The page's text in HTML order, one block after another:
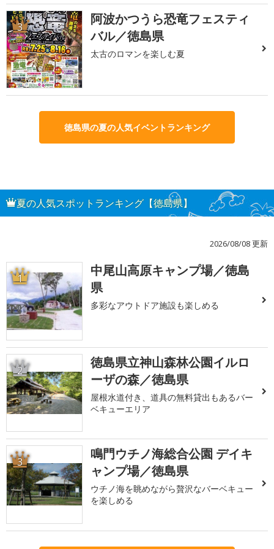
3
阿波かつうら恐竜フェスティ
バル／徳島県
太古のロマンを楽しむ夏
徳島県の夏の人気イベントランキング
夏の人気スポットランキング【徳島県】
2026/08/08 更新
1
中尾山高原キャンプ場／徳島
県
多彩なアウトドア施設も楽しめる
2
徳島県立神山森林公園イルロ
ーザの森／徳島県
屋根水道付き、道具の無料貸出もあるバー
ベキューエリア
3
鳴門ウチノ海総合公園 デイキ
ャンプ場／徳島県
ウチノ海を眺めながら贅沢なバーベキュー
を楽しめる